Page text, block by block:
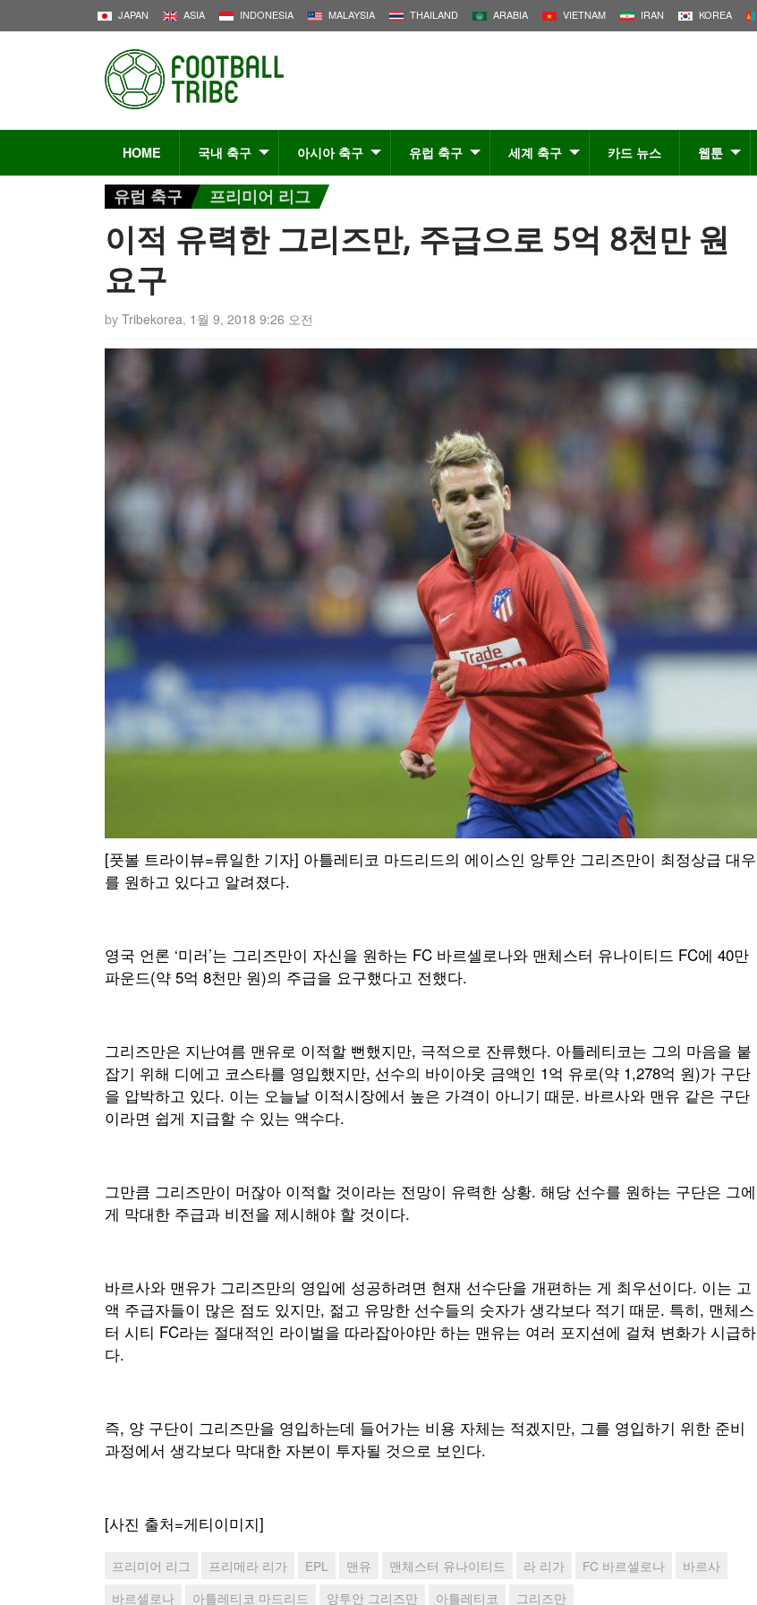
JAPAN ASIA INDONESIA MALAYSIA THAILAND ARABIA VIETNAM IRAN KOREA
HOME 국내 축구 아시아 축구 유럽 축구 세계 축구 카드 뉴스 웹툰
유럽 축구 프리미어 리그
이적 유력한 그리즈만, 주급으로 5억 8천만 원
요구
by Tribekorea, 1월 9, 2018 9:26 오전
[풋볼 트라이뷰=류일한 기자] 아틀레티코 마드리드의 에이스인 앙투안 그리즈만이 최정상급 대우
를 원하고 있다고 알려졌다.
영국 언론 ‘미러’는 그리즈만이 자신을 원하는 FC 바르셀로나와 맨체스터 유나이티드 FC에 40만
파운드(약 5억 8천만 원)의 주급을 요구했다고 전했다.
그리즈만은 지난여름 맨유로 이적할 뻔했지만, 극적으로 잔류했다. 아틀레티코는 그의 마음을 붙
잡기 위해 디에고 코스타를 영입했지만, 선수의 바이아웃 금액인 1억 유로(약 1,278억 원)가 구단
을 압박하고 있다. 이는 오늘날 이적시장에서 높은 가격이 아니기 때문. 바르사와 맨유 같은 구단
이라면 쉽게 지급할 수 있는 액수다.
그만큼 그리즈만이 머잖아 이적할 것이라는 전망이 유력한 상황. 해당 선수를 원하는 구단은 그에
게 막대한 주급과 비전을 제시해야 할 것이다.
바르사와 맨유가 그리즈만의 영입에 성공하려면 현재 선수단을 개편하는 게 최우선이다. 이는 고
액 주급자들이 많은 점도 있지만, 젊고 유망한 선수들의 숫자가 생각보다 적기 때문. 특히, 맨체스
터 시티 FC라는 절대적인 라이벌을 따라잡아야만 하는 맨유는 여러 포지션에 걸쳐 변화가 시급하
다.
즉, 양 구단이 그리즈만을 영입하는데 들어가는 비용 자체는 적겠지만, 그를 영입하기 위한 준비
과정에서 생각보다 막대한 자본이 투자될 것으로 보인다.
[사진 출처=게티이미지]
프리미어 리그 프리메라 리가 EPL 맨유 맨체스터 유나이티드 라 리가 FC 바르셀로나
바르사
바르셀로나
아틀레티코 마드리드 앙투안 그리즈만 아틀레티코 그리즈만